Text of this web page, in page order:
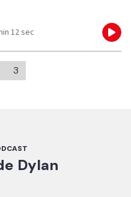
12 sec
3
Dylan